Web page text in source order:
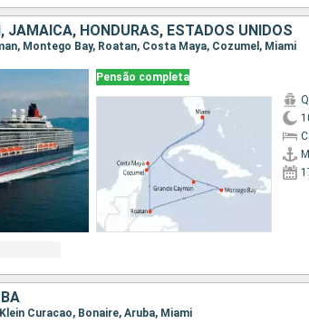
JAMAICA, HONDURAS, ESTADOS UNIDOS
Montego Bay, Roatan, Costa Maya, Cozumel, Miami
Pensão completa
Curacao, Bonaire, Aruba, Miami